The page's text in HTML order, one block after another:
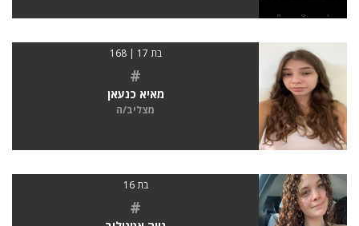
בת 17 | 168
#
מאיא כנעאן
מצליב/ה
בת 16
#